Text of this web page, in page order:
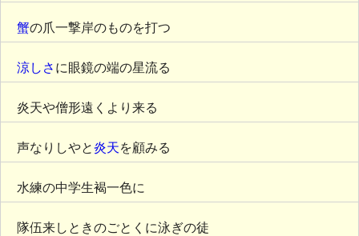
蟹の爪一撃岸のものを打つ
涼しさ に眼鏡の端の星流る
炎天や僧形遠くより来る
声なりしやと炎天を顧みる
水練の中学生褐一色に
隊伍来しときのごとくに泳ぎの徒